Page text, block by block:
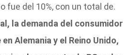
fue del 10%, con un total de.
la demanda del consumidor
Alemania y el Reino Unido,